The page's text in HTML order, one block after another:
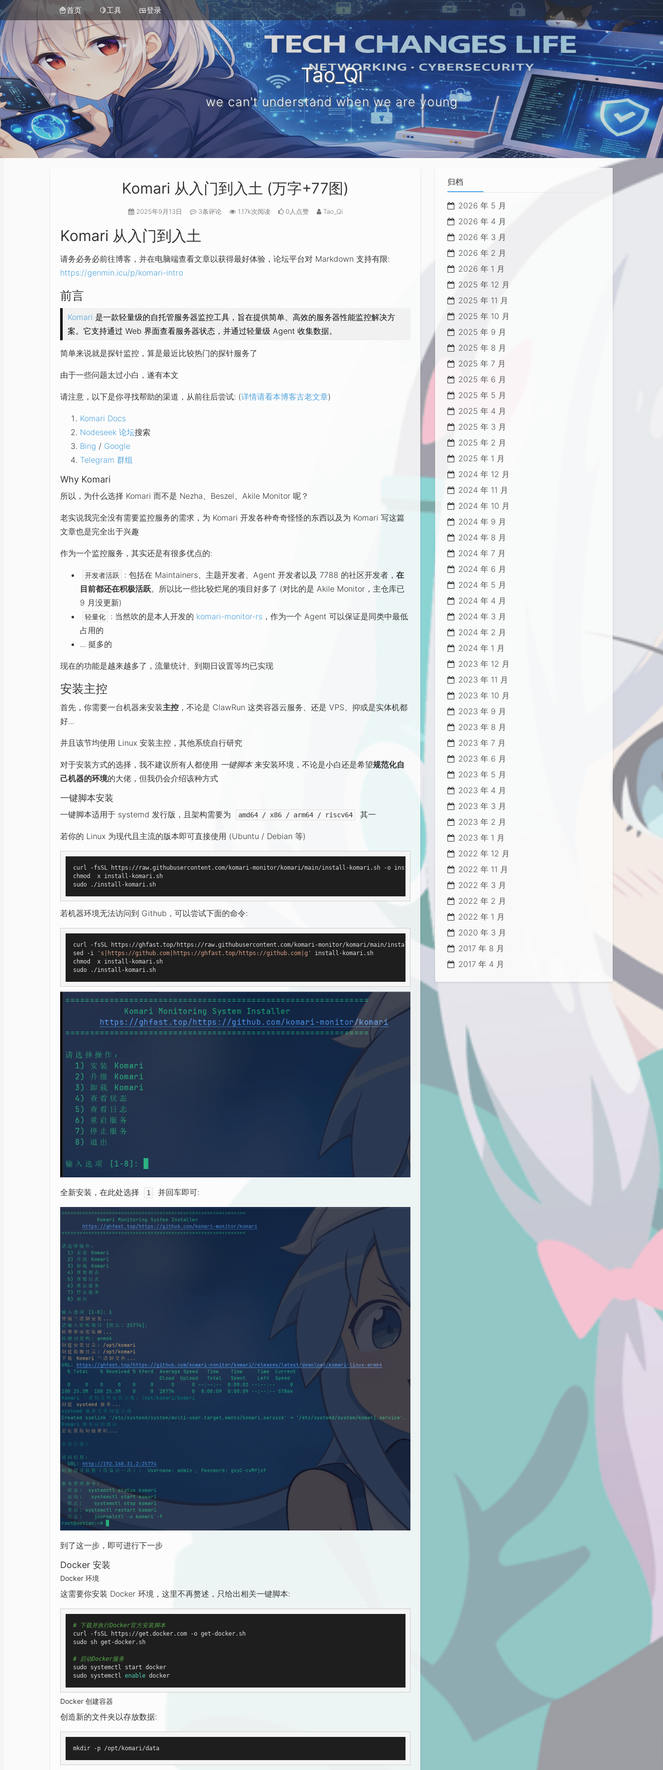
🍟首页 🍋工具 🍱登录
Tao_Qi
we can't understand when we are young
Komari 从入门到入土 (万字+77图)
2025年9月13日 3条评论 1.17k次阅读 0人点赞 Tao_Qi
Komari 从入门到入土
请务必务必前往博客，并在电脑端查看文章以获得最好体验，论坛平台对 Markdown 支持有限:
https://genmin.icu/p/komari-intro
前言
Komari 是一款轻量级的自托管服务器监控工具，旨在提供简单、高效的服务器性能监控解决方
案。它支持通过 Web 界面查看服务器状态，并通过轻量级 Agent 收集数据。
简单来说就是探针监控，算是最近比较热门的探针服务了
由于一些问题太过小白，遂有本文
请注意，以下是你寻找帮助的渠道，从前往后尝试: (详情请看本博客古老文章)
Komari Docs
Nodeseek 论坛搜索
Bing / Google
Telegram 群组
Why Komari
所以，为什么选择 Komari 而不是 Nezha、Beszel、Akile Monitor 呢？
老实说我完全没有需要监控服务的需求，为 Komari 开发各种奇奇怪怪的东西以及为 Komari 写这篇
文章也是完全出于兴趣
作为一个监控服务，其实还是有很多优点的:
开发者活跃 : 包括在 Maintainers、主题开发者、Agent 开发者以及 7788 的社区开发者， 在
目前都还在积极活跃。所以比一些比较烂尾的项目好多了 (对比的是 Akile Monitor，主仓库已
9 月没更新)
轻量化 : 当然吹的是本人开发的 komari-monitor-rs ，作为一个 Agent 可以保证是同类中最低
占用的
... 挺多的
现在的功能是越来越多了，流量统计、到期日设置等均已实现
安装主控
首先，你需要一台机器来安装主控 ，不论是 ClawRun 这类容器云服务、还是 VPS、抑或是实体机都
好...
并且该节均使用 Linux 安装主控，其他系统自行研究
对于安装方式的选择，我不建议所有人都使用 一键脚本来安装环境，不论是小白还是希望规范化自
己机器的环境的大佬，但我仍会介绍该种方式
一键脚本安装
一键脚本适用于 systemd 发行版，且架构需要为 amd64 / x86 / arm64 / riscv64 其一
若你的 Linux 为现代且主流的版本即可直接使用 (Ubuntu / Debian 等)
curl -fsSL https://raw.githubusercontent.com/komari-monitor/komari/main/install-komari.sh -o install-komari.sh
chmod  x install-komari.sh
sudo ./install-komari.sh
若机器环境无法访问到 Github，可以尝试下面的命令:
curl -fsSL https://ghfast.top/https://raw.githubusercontent.com/komari-monitor/komari/main/install-komari.sh -o install-komari.sh
sed -i
's|https://github.com|https://ghfast.top/https://github.com|g'
install-komari.sh
chmod  x install-komari.sh
sudo ./install-komari.sh
全新安装，在此处选择 1 并回车即可:
到了这一步，即可进行下一步
Docker 安装
Docker 环境
这需要你安装 Docker 环境，这里不再赘述，只给出相关一键脚本:
# 下载并执行Docker官方安装脚本
curl -fsSL https://get.docker.com -o get-docker.sh
sudo sh get-docker.sh
# 启动Docker服务
sudo systemctl start docker
sudo systemctl enable docker
Docker 创建容器
创造新的文件夹以存放数据:
mkdir -p /opt/komari/data
归档
2026 年 5 月
2026 年 4 月
2026 年 3 月
2026 年 2 月
2026 年 1 月
2025 年 12 月
2025 年 11 月
2025 年 10 月
2025 年 9 月
2025 年 8 月
2025 年 7 月
2025 年 6 月
2025 年 5 月
2025 年 4 月
2025 年 3 月
2025 年 2 月
2025 年 1 月
2024 年 12 月
2024 年 11 月
2024 年 10 月
2024 年 9 月
2024 年 8 月
2024 年 7 月
2024 年 6 月
2024 年 5 月
2024 年 4 月
2024 年 3 月
2024 年 2 月
2024 年 1 月
2023 年 12 月
2023 年 11 月
2023 年 10 月
2023 年 9 月
2023 年 8 月
2023 年 7 月
2023 年 6 月
2023 年 5 月
2023 年 4 月
2023 年 3 月
2023 年 2 月
2023 年 1 月
2022 年 12 月
2022 年 11 月
2022 年 3 月
2022 年 2 月
2022 年 1 月
2020 年 3 月
2017 年 8 月
2017 年 4 月